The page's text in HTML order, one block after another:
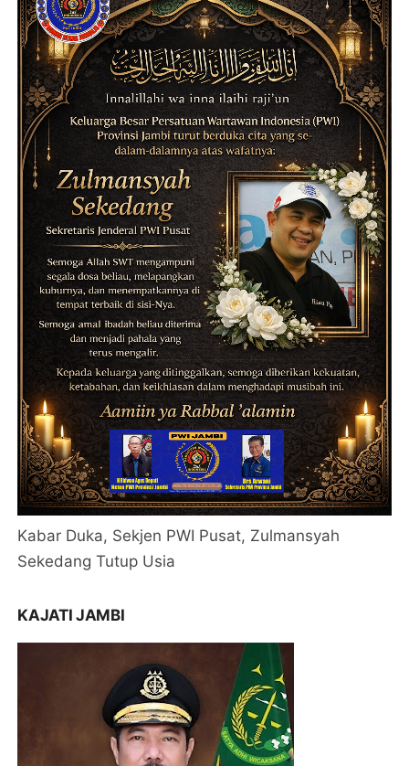
Kabar Duka, Sekjen PWI Pusat, Zulmansyah
Sekedang Tutup Usia
KAJATI JAMBI